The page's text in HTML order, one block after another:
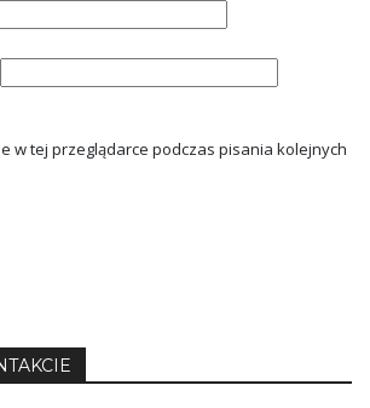
w tej przeglądarce podczas pisania kolejnych